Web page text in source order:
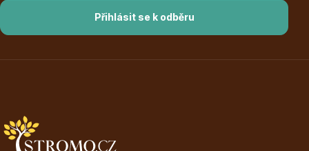
Přihlásit se k odběru